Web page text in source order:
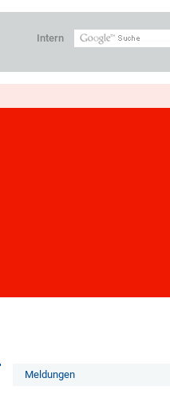
Intern
Meldungen